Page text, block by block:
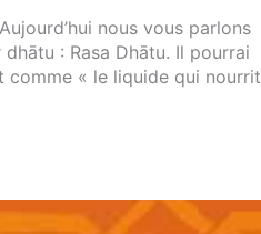
nous vous parlons
: Rasa Dhātu. Il pourrai
comme « le liquide qui nourrit